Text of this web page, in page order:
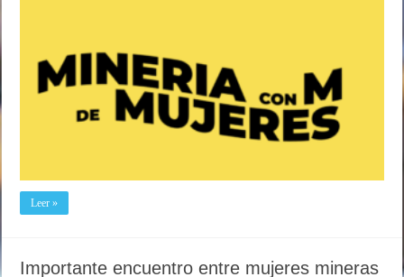
Leer »
Importante encuentro entre mujeres mineras